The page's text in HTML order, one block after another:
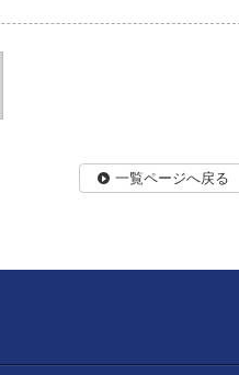
一覧ページへ戻る